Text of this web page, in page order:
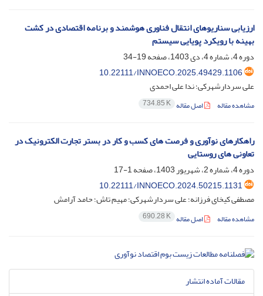
ارزیابی سناریوهای انتقال فناوری هوشمند و برنامه اقتصادی در کشت
بهینه با رویکرد پویایی سیستم
دوره 4، شماره 4، دی 1403، صفحه
19-34
10.22111/INNOECO.2025.49429.1106
علی سردارشهرکی؛ ندا علی احمدی
مشاهده مقاله اصل مقاله 734.85 K
راهکارهای نوآوری و فرصت های کسب و کار در بستر تجارت الکترونیک در
تعاونی های روستایی
دوره 4، شماره 2، شهریور 1403، صفحه
1-17
10.22111/INNOECO.2024.50215.1131
مصطفی کیخای فرزانه؛ علی سردارشهرکی؛ مهیم تاش؛ حامد آرامش
مشاهده مقاله اصل مقاله 690.28 K
مقالات آماده انتشار